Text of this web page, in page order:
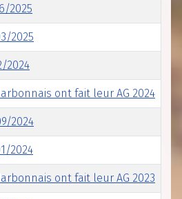
2025
2025
2024
ont fait leur AG 2024
2024
2024
ont fait leur AG 2023